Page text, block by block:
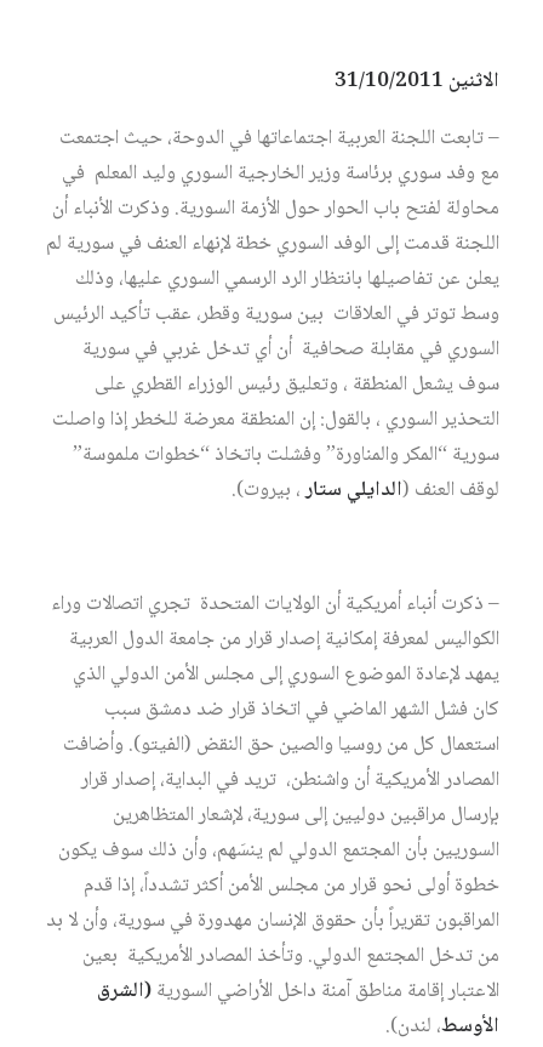
الاثنين 31/10/2011
– تابعت اللجنة العربية اجتماعاتها في الدوحة، حيث اجتمعت
مع وفد سوري برئاسة وزير الخارجية السوري وليد المعلم في
محاولة لفتح باب الحوار حول الأزمة السورية. وذكرت الأنباء أن
اللجنة قدمت إلى الوفد السوري خطة لإنهاء العنف في سورية لم
يعلن عن تفاصيلها بانتظار الرد الرسمي السوري عليها، وذلك
وسط توتر في العلاقات بين سورية وقطر، عقب تأكيد الرئيس
السوري في مقابلة صحافية أن أي تدخل غربي في سورية
سوف يشعل المنطقة ، وتعليق رئيس الوزراء القطري على
التحذير السوري ، بالقول: إن المنطقة معرضة للخطر إذا واصلت
سورية “المكر والمناورة” وفشلت باتخاذ “خطوات ملموسة”
لوقف العنف (الدايلي ستار، بيروت).
– ذكرت أنباء أمريكية أن الولايات المتحدة تجري اتصالات وراء
الكواليس لمعرفة إمكانية إصدار قرار من جامعة الدول العربية
يمهد لإعادة الموضوع السوري إلى مجلس الأمن الدولي الذي
كان فشل الشهر الماضي في اتخاذ قرار ضد دمشق سبب
استعمال كل من روسيا والصين حق النقض (الفيتو). وأضافت
المصادر الأمريكية أن واشنطن، تريد في البداية، إصدار قرار
بإرسال مراقبين دوليين إلى سورية، لإشعار المتظاهرين
السوريين بأن المجتمع الدولي لم ينسَهم، وأن ذلك سوف يكون
خطوة أولى نحو قرار من مجلس الأمن أكثر تشدداً، إذا قدم
المراقبون تقريراً بأن حقوق الإنسان مهدورة في سورية، وأن لا بد
من تدخل المجتمع الدولي. وتأخذ المصادر الأمريكية بعين
الاعتبار إقامة مناطق آمنة داخل الأراضي السورية(الشرق
الأوسط، لندن).